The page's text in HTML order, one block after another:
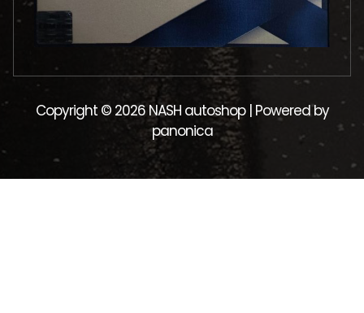
Copyright © 2026 NASH autoshop | Powered by
panonica